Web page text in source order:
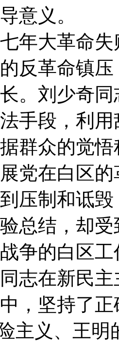
意义。
大革命失
反革命镇
。刘少奇
手段，利
群众的觉
党在白区
压制和诋
总结，却
争的白区
在新民主
，坚持了
主义、王